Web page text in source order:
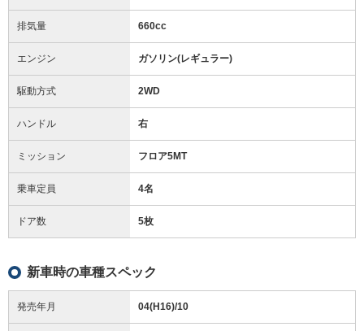
排気量 660cc
エンジン ガソリン(レギュラー)
駆動方式 2WD
ハンドル 右
ミッション フロア5MT
乗車定員 4名
ドア数 5枚
新車時の車種スペック
発売年月 04(H16)/10